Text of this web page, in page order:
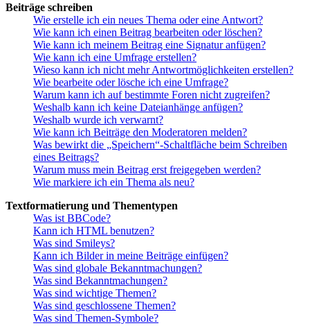
Beiträge schreiben
Wie erstelle ich ein neues Thema oder eine Antwort?
Wie kann ich einen Beitrag bearbeiten oder löschen?
Wie kann ich meinem Beitrag eine Signatur anfügen?
Wie kann ich eine Umfrage erstellen?
Wieso kann ich nicht mehr Antwortmöglichkeiten erstellen?
Wie bearbeite oder lösche ich eine Umfrage?
Warum kann ich auf bestimmte Foren nicht zugreifen?
Weshalb kann ich keine Dateianhänge anfügen?
Weshalb wurde ich verwarnt?
Wie kann ich Beiträge den Moderatoren melden?
Was bewirkt die „Speichern“-Schaltfläche beim Schreiben
eines Beitrags?
Warum muss mein Beitrag erst freigegeben werden?
Wie markiere ich ein Thema als neu?
Textformatierung und Thementypen
Was ist BBCode?
Kann ich HTML benutzen?
Was sind Smileys?
Kann ich Bilder in meine Beiträge einfügen?
Was sind globale Bekanntmachungen?
Was sind Bekanntmachungen?
Was sind wichtige Themen?
Was sind geschlossene Themen?
Was sind Themen-Symbole?